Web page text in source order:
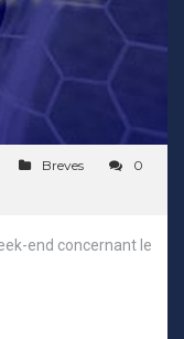
Breves
0
end concernant le